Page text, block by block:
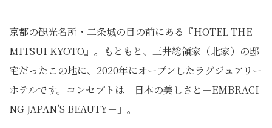
京都の観光名所・二条城の目の前にある『HOTEL THE
MITSUI KYOTO』。もともと、三井総領家（北家）の邸
宅だったこの地に、2020年にオープンしたラグジュアリー
ホテルです。コンセプトは「日本の美しさと－EMBRACI
NG JAPAN’S BEAUTY－」。